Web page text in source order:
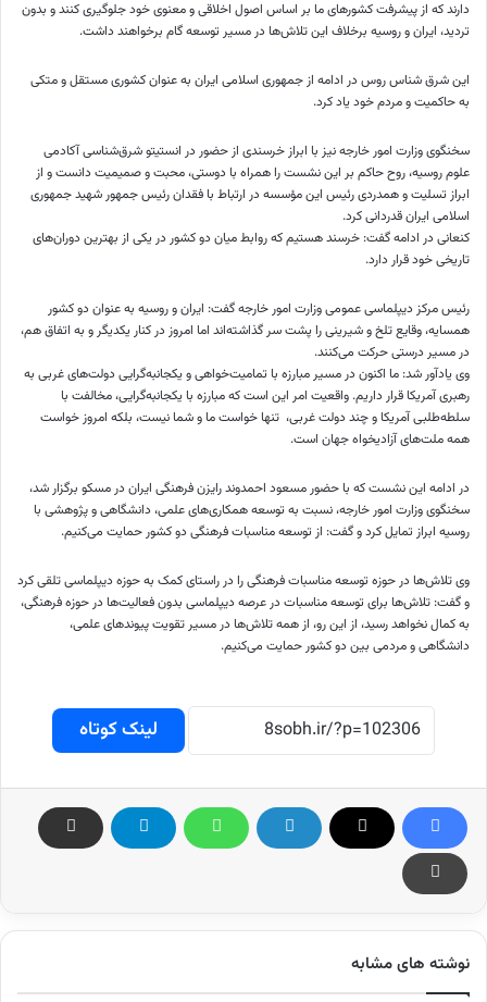
دارند که از پیشرفت کشورهای ما بر اساس اصول اخلاقی و معنوی خود جلوگیری کنند و بدون
تردید، ایران و روسیه برخلاف این تلاش‌ها در مسیر توسعه گام برخواهند داشت.
این شرق شناس روس در ادامه از جمهوری اسلامی ایران به عنوان کشوری مستقل و متکی
به حاکمیت و مردم خود یاد کرد.
سخنگوی وزارت امور خارجه نیز با ابراز خرسندی از حضور در انستیتو شرق‌شناسی آکادمی
علوم روسیه، روح حاکم بر این نشست را همراه با دوستی، محبت و صمیمیت دانست و از
ابراز تسلیت و همدردی رئیس این مؤسسه در ارتباط با فقدان رئیس جمهور شهید جمهوری
اسلامی ایران قدردانی کرد.
کنعانی در ادامه گفت: خرسند هستیم که روابط میان دو کشور در یکی از بهترین دوران‌های
تاریخی خود قرار دارد.
رئیس مرکز دیپلماسی عمومی وزارت امور خارجه گفت: ایران و روسیه به عنوان دو کشور
همسایه، وقایع تلخ و شیرینی را پشت سر گذاشته‌اند اما امروز در کنار یکدیگر و به اتفاق هم،
در مسیر درستی حرکت می‌کنند.
وی یادآور شد: ما اکنون در مسیر مبارزه با تمامیت‌خواهی و یکجانبه‌گرایی دولت‌های غربی به
رهبری آمریکا قرار داریم. واقعیت امر این است که مبارزه با یکجانبه‌گرایی، مخالفت با
سلطه‌طلبی آمریکا و چند دولت غربی، ‌ تنها خواست ما و شما نیست، بلکه امروز خواست
همه ملت‌های آزادیخواه جهان است.
در ادامه این نشست که با حضور مسعود احمدوند رایزن فرهنگی ایران در مسکو برگزار شد،
سخنگوی وزارت امور خارجه، نسبت به توسعه همکاری‌های علمی، دانشگاهی و پژوهشی با
روسیه ابراز تمایل کرد و گفت: از توسعه مناسبات فرهنگی دو کشور حمایت می‌کنیم.
وی تلاش‌ها در حوزه توسعه مناسبات فرهنگی را در راستای کمک به حوزه دیپلماسی تلقی کرد
و گفت: تلاش‌ها برای توسعه مناسبات در عرصه دیپلماسی بدون فعالیت‌ها در حوزه فرهنگی،
به کمال نخواهد رسید، از این رو، از همه تلاش‌ها در مسیر تقویت پیوندهای علمی،
دانشگاهی و مردمی بین دو کشور حمایت می‌کنیم.
لینک کوتاه
نوشته های مشابه